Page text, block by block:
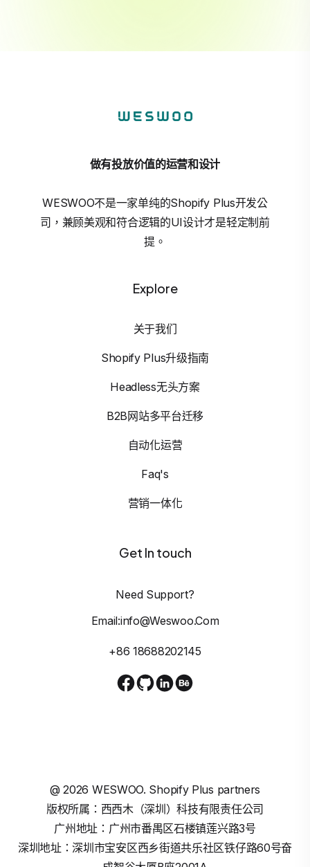
做有投放价值的运营和设计
WESWOO不是一家单纯的Shopify Plus开发公
司，兼顾美观和符合逻辑的UI设计才是轻定制前
提。
Explore
关于我们
Shopify Plus升级指南
Headless无头方案
B2B网站多平台迁移
自动化运营
Faq's
营销一体化
Get In touch
Need Support?
Email:info@weswoo.com
+86 18688202145
@2026 WESWOO. Shopify Plus partners
版权所属：西西木（深圳）科技有限责任公司
广州地址：广州市番禺区石楼镇莲兴路3号
深圳地址：深圳市宝安区西乡街道共乐社区铁仔路60号奋